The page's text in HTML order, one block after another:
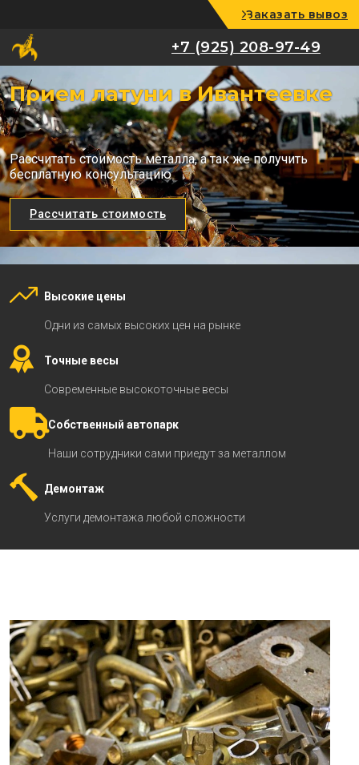
+7 (925) 208-97-49
Заказать вывоз
+7 (925) 208-97-49
Прием латуни в Ивантеевке
Рассчитать стоимость металла, а так же получить
бесплатную консультацию
Рассчитать стоимость
Высокие цены
Одни из самых высоких цен на рынке
Точные весы
Современные высокоточные весы
Собственный автопарк
Наши сотрудники сами приедут за металлом
Демонтаж
Услуги демонтажа любой сложности